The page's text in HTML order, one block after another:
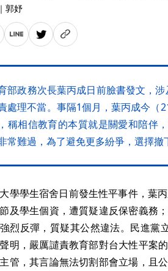
｜ 郭妤
部政務次長葉丙成日前臉書發文，
處理不當。事隔1個月，葉丙成今（
稱相信教育的本質就是關愛和陪伴
常難過，為了避免更多紛爭，選擇撤
學學生宿舍日前發生性平事件，葉
及學生個資，遭質疑違反保密義務
烈反彈，質疑其公然違法。民進黨
明，嚴厲譴責教育部對台大性平案
管，其言論無法切割部會立場，且